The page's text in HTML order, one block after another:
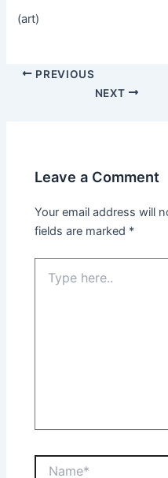
(art)
PREVIOUS
NEXT
Leave a Comment
Your email address will
fields are marked *
here..